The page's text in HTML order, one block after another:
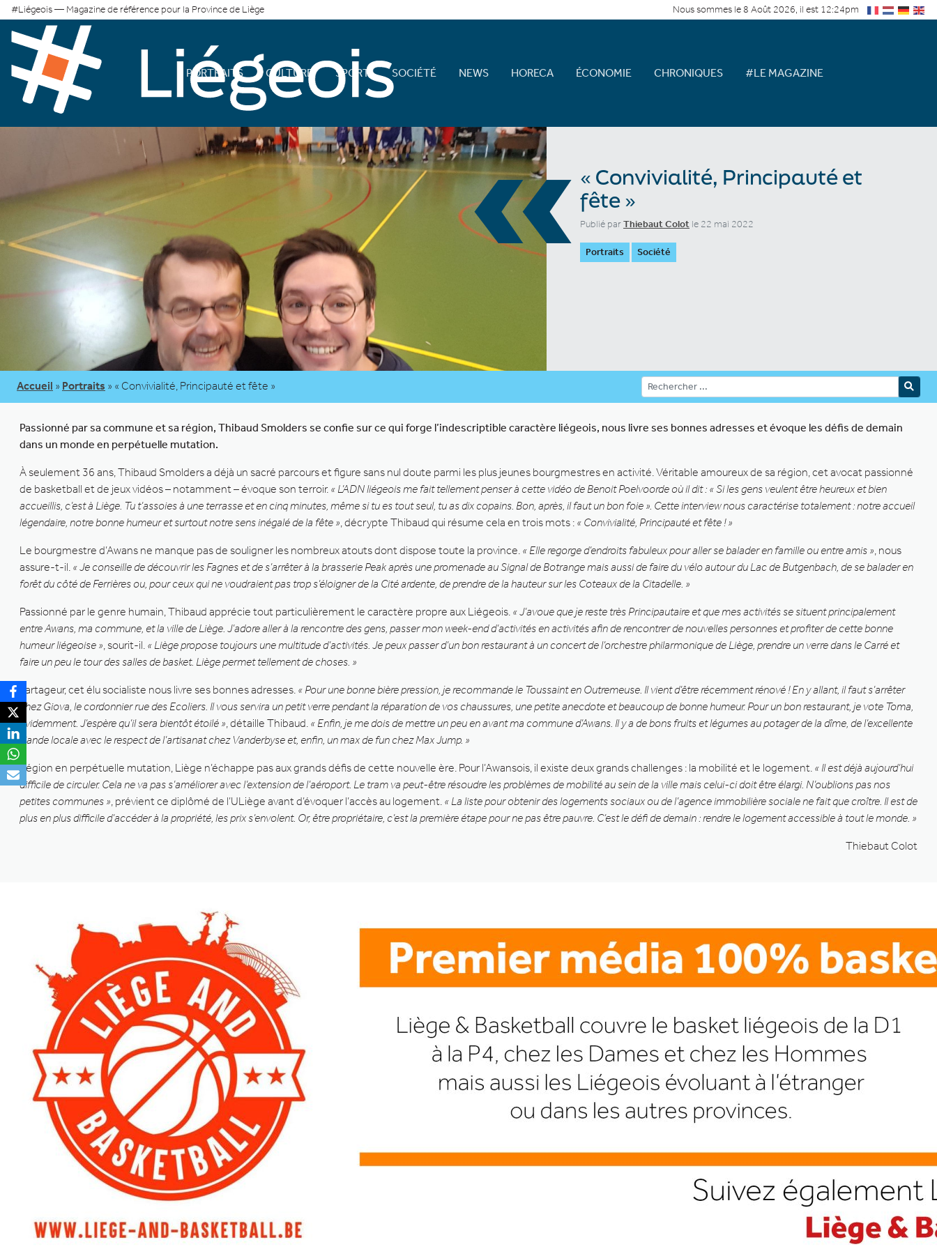
#Liégeois — Magazine de référence pour la Province de Liège Nous sommes le 8 Août 2026, il est 12:24pm
PORTRAITS CULTURE SPORT SOCIÉTÉ NEWS HORECA ÉCONOMIE CHRONIQUES #LE MAGAZINE
«« Convivialité, Principauté et
fête »
Publié parThiebaut Colot le 22 mai 2022
Portraits Société
Accueil » Portraits » « Convivialité, Principauté et fête »
Passionné par sa commune et sa région, Thibaud Smolders se confie sur ce qui forge l’indescriptible caractère liégeois, nous livre ses bonnes adresses et évoque les défis de demain
dans un monde en perpétuelle mutation.
À seulement 36 ans, Thibaud Smolders a déjà un sacré parcours et figure sans nul doute parmi les plus jeunes bourgmestres en activité. Véritable amoureux de sa région, cet avocat passionné
de basketball et de jeux vidéos – notamment – évoque son terroir. « L’ADN liégeois me fait tellement penser à cette vidéo de Benoit Poelvoorde où il dit : « Si les gens veulent être heureux et bien
accueillis, c’est à Liège. Tu t’assoies à une terrasse et en cinq minutes, même si tu es tout seul, tu as dix copains. Bon, après, il faut un bon foie ». Cette interview nous caractérise totalement : notre accueil
légendaire, notre bonne humeur et surtout notre sens inégalé de la fête », décrypte Thibaud qui résume cela en trois mots : « Convivialité, Principauté et fête ! »
Le bourgmestre d’Awans ne manque pas de souligner les nombreux atouts dont dispose toute la province. « Elle regorge d’endroits fabuleux pour aller se balader en famille ou entre amis », nous
assure-t-il. « Je conseille de découvrir les Fagnes et de s’arrêter à la brasserie Peak après une promenade au Signal de Botrange mais aussi de faire du vélo autour du Lac de Butgenbach, de se balader en
forêt du côté de Ferrières ou, pour ceux qui ne voudraient pas trop s’éloigner de la Cité ardente, de prendre de la hauteur sur les Coteaux de la Citadelle. »
Passionné par le genre humain, Thibaud apprécie tout particulièrement le caractère propre aux Liégeois. « J’avoue que je reste très Principautaire et que mes activités se situent principalement
entre Awans, ma commune, et la ville de Liège. J’adore aller à la rencontre des gens, passer mon week-end d’activités en activités afin de rencontrer de nouvelles personnes et profiter de cette bonne
humeur liégeoise », sourit-il. « Liège propose toujours une multitude d’activités. Je peux passer d’un bon restaurant à un concert de l’orchestre philarmonique de Liège, prendre un verre dans le Carré et
faire un peu le tour des salles de basket. Liège permet tellement de choses. »
Partageur, cet élu socialiste nous livre ses bonnes adresses. « Pour une bonne bière pression, je recommande le Toussaint en Outremeuse. Il vient d’être récemment rénové ! En y allant, il faut s’arrêter
chez Giova, le cordonnier rue des Ecoliers. Il vous servira un petit verre pendant la réparation de vos chaussures, une petite anecdote et beaucoup de bonne humeur. Pour un bon restaurant, je vote Toma,
évidemment. J’espère qu’il sera bientôt étoilé », détaille Thibaud. « Enfin, je me dois de mettre un peu en avant ma commune d’Awans. Il y a de bons fruits et légumes au potager de la dîme, de l’excellente
viande locale avec le respect de l’artisanat chez Vanderbyse et, enfin, un max de fun chez Max Jump. »
Région en perpétuelle mutation, Liège n’échappe pas aux grands défis de cette nouvelle ère. Pour l’Awansois, il existe deux grands challenges : la mobilité et le logement. « Il est déjà aujourd’hui
difficile de circuler. Cela ne va pas s’améliorer avec l’extension de l’aéroport. Le tram va peut-être résoudre les problèmes de mobilité au sein de la ville mais celui-ci doit être élargi. N’oublions pas nos
petites communes », prévient ce diplômé de l’ULiège avant d’évoquer l’accès au logement. « La liste pour obtenir des logements sociaux ou de l’agence immobilière sociale ne fait que croître. Il est de
plus en plus difficile d’accéder à la propriété, les prix s’envolent. Or, être propriétaire, c’est la première étape pour ne pas être pauvre. C’est le défi de demain : rendre le logement accessible à tout le monde. »
Thiebaut Colot